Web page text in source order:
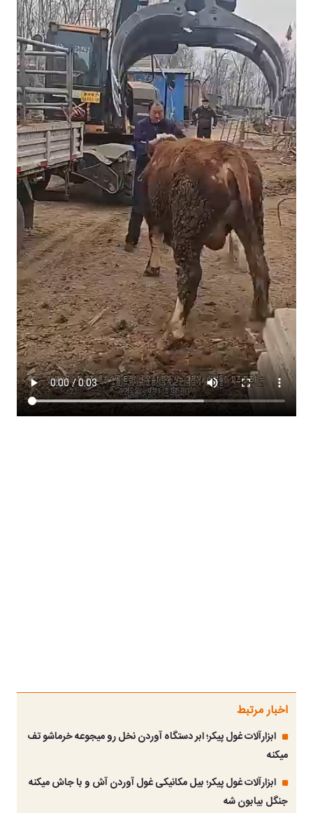
اخبار مرتبط
ابزارآلات غول پیکر؛ ابر دستگاه آوردن نخل رو میجوعه خرماشو تف
میکنه
ابزارآلات غول پیکر؛ بیل مکانیکی غول آوردن آش و با جاش میکنه
جنگل بیابون شه